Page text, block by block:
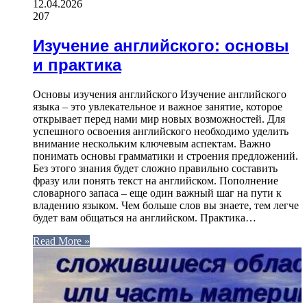
12.04.2026
207
Изучение английского: основы
и практика
Основы изучения английского Изучение английского
языка – это увлекательное и важное занятие, которое
открывает перед нами мир новых возможностей. Для
успешного освоения английского необходимо уделить
внимание нескольким ключевым аспектам. Важно
понимать основы грамматики и строения предложений.
Без этого знания будет сложно правильно составить
фразу или понять текст на английском. Пополнение
словарного запаса – еще один важный шаг на пути к
владению языком. Чем больше слов вы знаете, тем легче
будет вам общаться на английском. Практика…
Read More »